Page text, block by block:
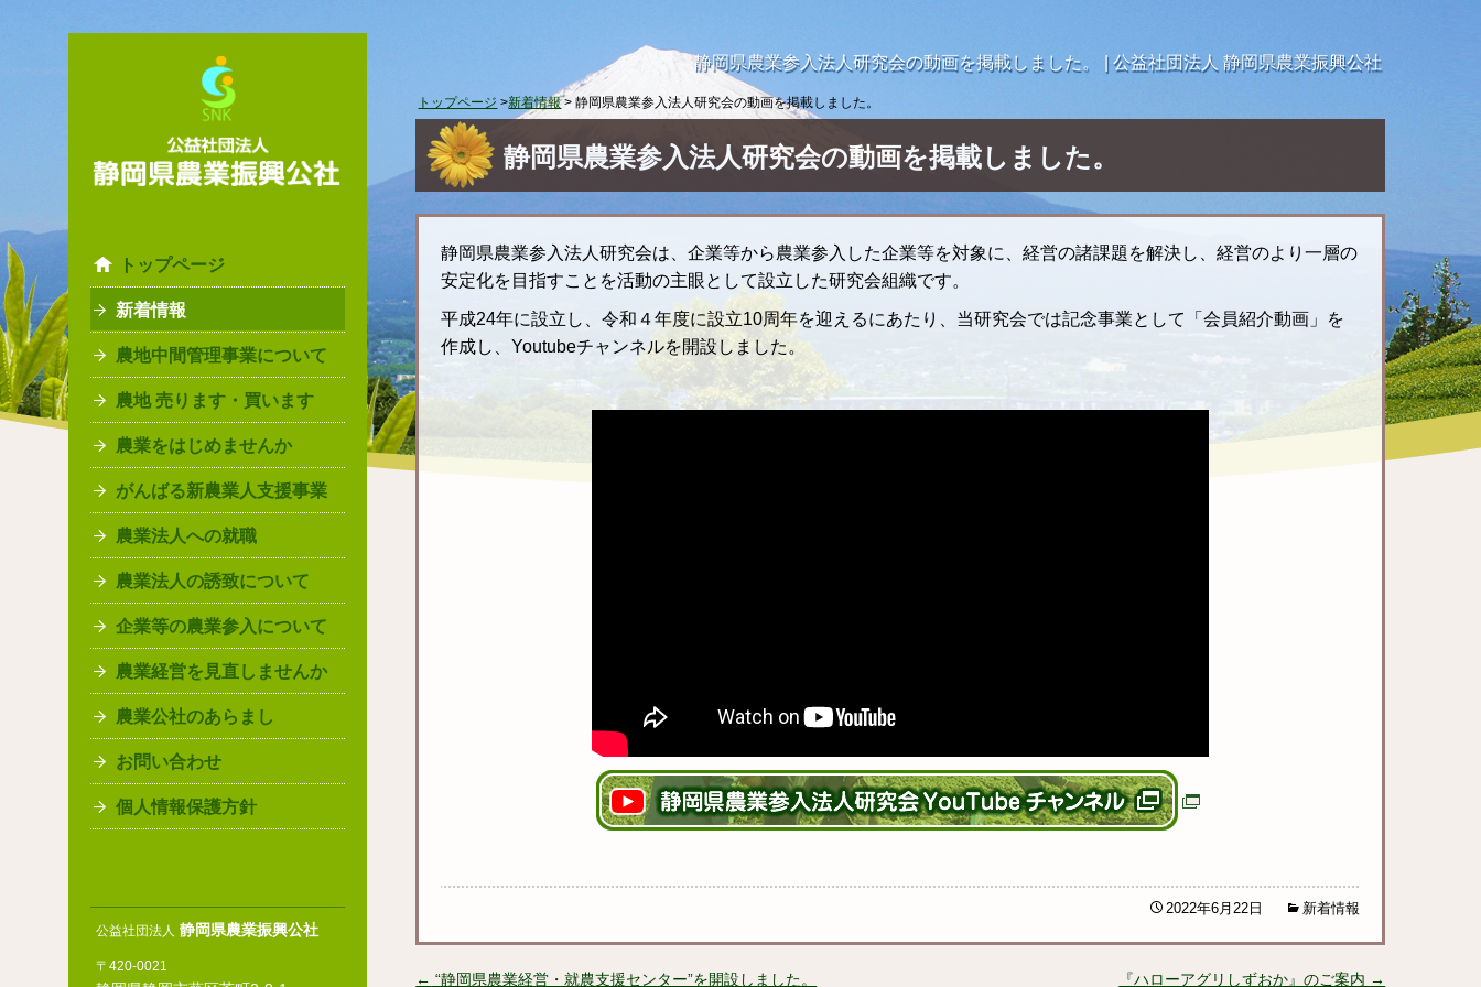
トップページ
新着情報
農地中間管理事業について
農地 売ります・買います
農業をはじめませんか
がんばる新農業人支援事業
農業法人への就職
農業法人の誘致について
企業等の農業参入について
農業経営を見直しませんか
農業公社のあらまし
お問い合わせ
個人情報保護方針
公益社団法人 静岡県農業振興公社
〒420-0021
静岡県農業参入法人研究会の動画を掲載しました。 | 公益社団法人 静岡県農業振興公社
トップページ >新着情報> 静岡県農業参入法人研究会の動画を掲載しました。
静岡県農業参入法人研究会の動画を掲載しました。
静岡県農業参入法人研究会は、企業等から農業参入した企業等を対象に、経営の諸課題を解決し、経営のより一層の
安定化を目指すことを活動の主眼として設立した研究会組織です。
平成24年に設立し、令和４年度に設立10周年を迎えるにあたり、当研究会では記念事業として「会員紹介動画」を
作成し、Youtubeチャンネルを開設しました。
2022年6月22日 新着情報
← “静岡県農業経営・就農支援センター”を開設しました。 『ハローアグリしずおか』のご案内 →